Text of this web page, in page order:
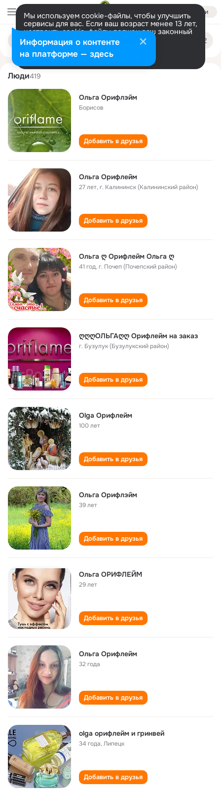
Войти
Мы используем cookie-файлы, чтобы улучшить
сервисы для вас. Если ваш возраст менее 13 лет,
настроить cookie-файлы должен ваш законный
представитель. Больше информации
Разрешить все Настроить
Поиск
людям
olga orifleym
Люди419
Ольга Орифлэйм
Борисов
Добавить в друзья
Ольга Орифлейм
27 лет,г. Калининск (Калининский район)
Добавить в друзья
Ольга ღ Орифлейм Ольга ღ
41 год,г. Почеп (Почепский район)
Добавить в друзья
ღღღОЛЬГАღღ Орифлейм на заказ
г. Бузулук (Бузулукский район)
Добавить в друзья
Olga Орифлейм
100 лет
Добавить в друзья
Ольга Орифлэйм
39 лет
Добавить в друзья
Ольга ОРИФЛЕЙМ
29 лет
Добавить в друзья
Ольга Орифлейм
32 года
Добавить в друзья
olga орифлейм и гринвей
34 года,Липецк
Добавить в друзья
Информация о контенте
на платформе — здесь